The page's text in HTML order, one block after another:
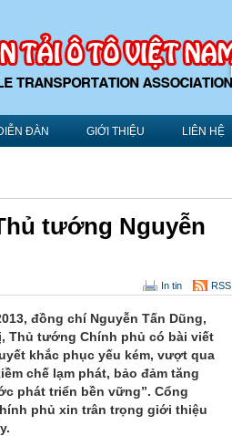
ĐÀN GIỚI THIỆU LIÊN HỆ
tướng Nguyễn
In tin RSS
đồng chí Nguyễn Tấn Dũng,
Thủ tướng Chính phủ có bài viết
khắc phục yếu kém, vượt qua
chế lạm phát, bảo đảm tăng
phát triển bền vững”. Cổng
phủ xin trân trọng giới thiệu